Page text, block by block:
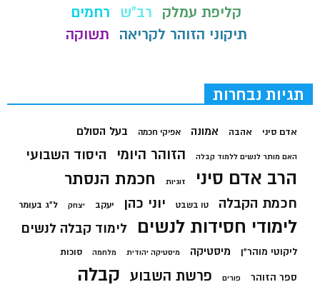
קליפת עמלק
רב"ש
רחמים
תיקוני הזוהר לקריאה
תשוקה
תגיות נבחרות
אדם סיני אהבה אמונה אפיקי חכמה בעל הסולם
האם מותר לנשים ללמוד קבלה הזוהר היומי היסוד השבועי
הרב אדם סיני זוגיות חכמת הנסתר
חכמת הקבלה טו בשבט יוני כהן יעקב יצחק ל"ג בעומר
לימודי חסידות לנשים לימוד קבלה לנשים
ליקוטי מוהר"ן מיסטיקה מיסטיקה יהודית מלחמה סוכות
ספר הזוהר פורים פרשת השבוע קבלה